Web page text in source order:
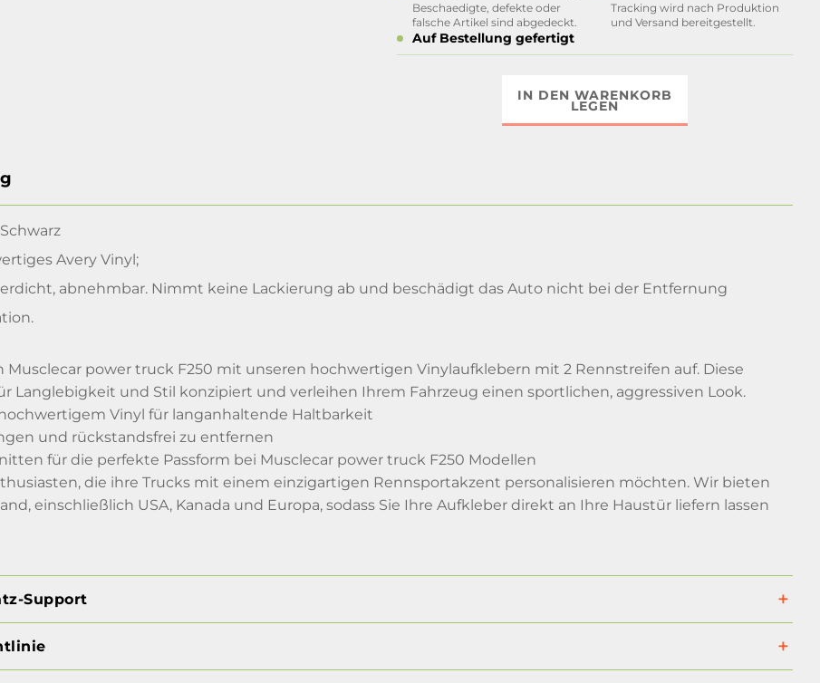
Beschaedigte, defekte oder
falsche Artikel sind abgedeckt.
Tracking wird nach Produktion
und Versand bereitgestellt.
Auf Bestellung gefertigt
IN DEN WARENKORB
LEGEN
Schwarz
Avery Vinyl;
abnehmbar. Nimmt keine Lackierung ab und beschädigt das Auto nicht bei der Entfernung
Musclecar power truck F250 mit unseren hochwertigen Vinylaufklebern mit 2 Rennstreifen auf. Diese
Langlebigkeit und Stil konzipiert und verleihen Ihrem Fahrzeug einen sportlichen, aggressiven Look.
Vinyl für langanhaltende Haltbarkeit
und rückstandsfrei zu entfernen
für die perfekte Passform bei Musclecar power truck F250 Modellen
die ihre Trucks mit einem einzigartigen Rennsportakzent personalisieren möchten. Wir bieten
einschließlich USA, Kanada und Europa, sodass Sie Ihre Aufkleber direkt an Ihre Haustür liefern lassen
Support